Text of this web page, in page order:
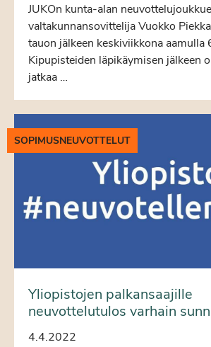
JUKOn kunta-alan
valtakunnansovittelija Vuokko
tauon jälkeen keskiviikkona aamulla
Kipupisteiden läpikäymisen jälkeen
jatkaa …
SOPIMUSNEUVOTTELUT
Yliopistojen palkansaajille
neuvottelutulos varhain
4.4.2022